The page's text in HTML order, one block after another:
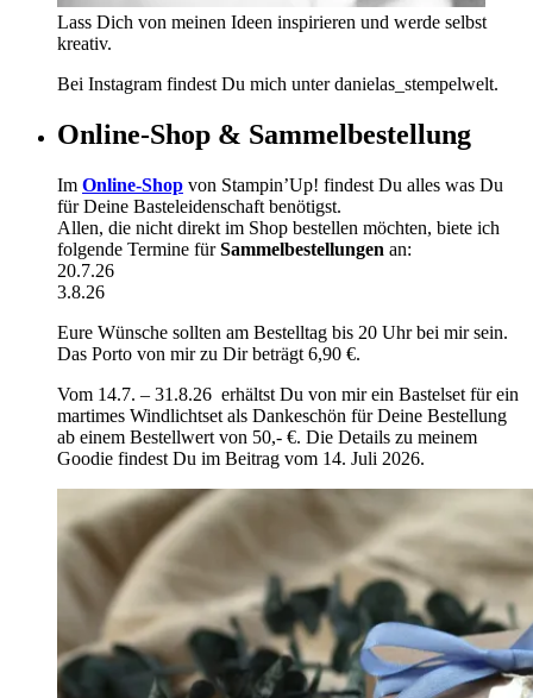
Lass Dich von meinen Ideen inspirieren und werde selbst
kreativ.
Bei Instagram findest Du mich unter danielas_stempelwelt.
Online-Shop & Sammelbestellung
Im Online-Shop von Stampin’Up! findest Du alles was Du
für Deine Basteleidenschaft benötigst.
Allen, die nicht direkt im Shop bestellen möchten, biete ich
folgende Termine fürSammelbestellungen an:
20.7.26
3.8.26
Eure Wünsche sollten am Bestelltag bis 20 Uhr bei mir sein.
Das Porto von mir zu Dir beträgt 6,90 €.
Vom 14.7. – 31.8.26 erhältst Du von mir ein Bastelset für ein
martimes Windlichtset als Dankeschön für Deine Bestellung
ab einem Bestellwert von 50,- €. Die Details zu meinem
Goodie findest Du im Beitrag vom 14. Juli 2026.